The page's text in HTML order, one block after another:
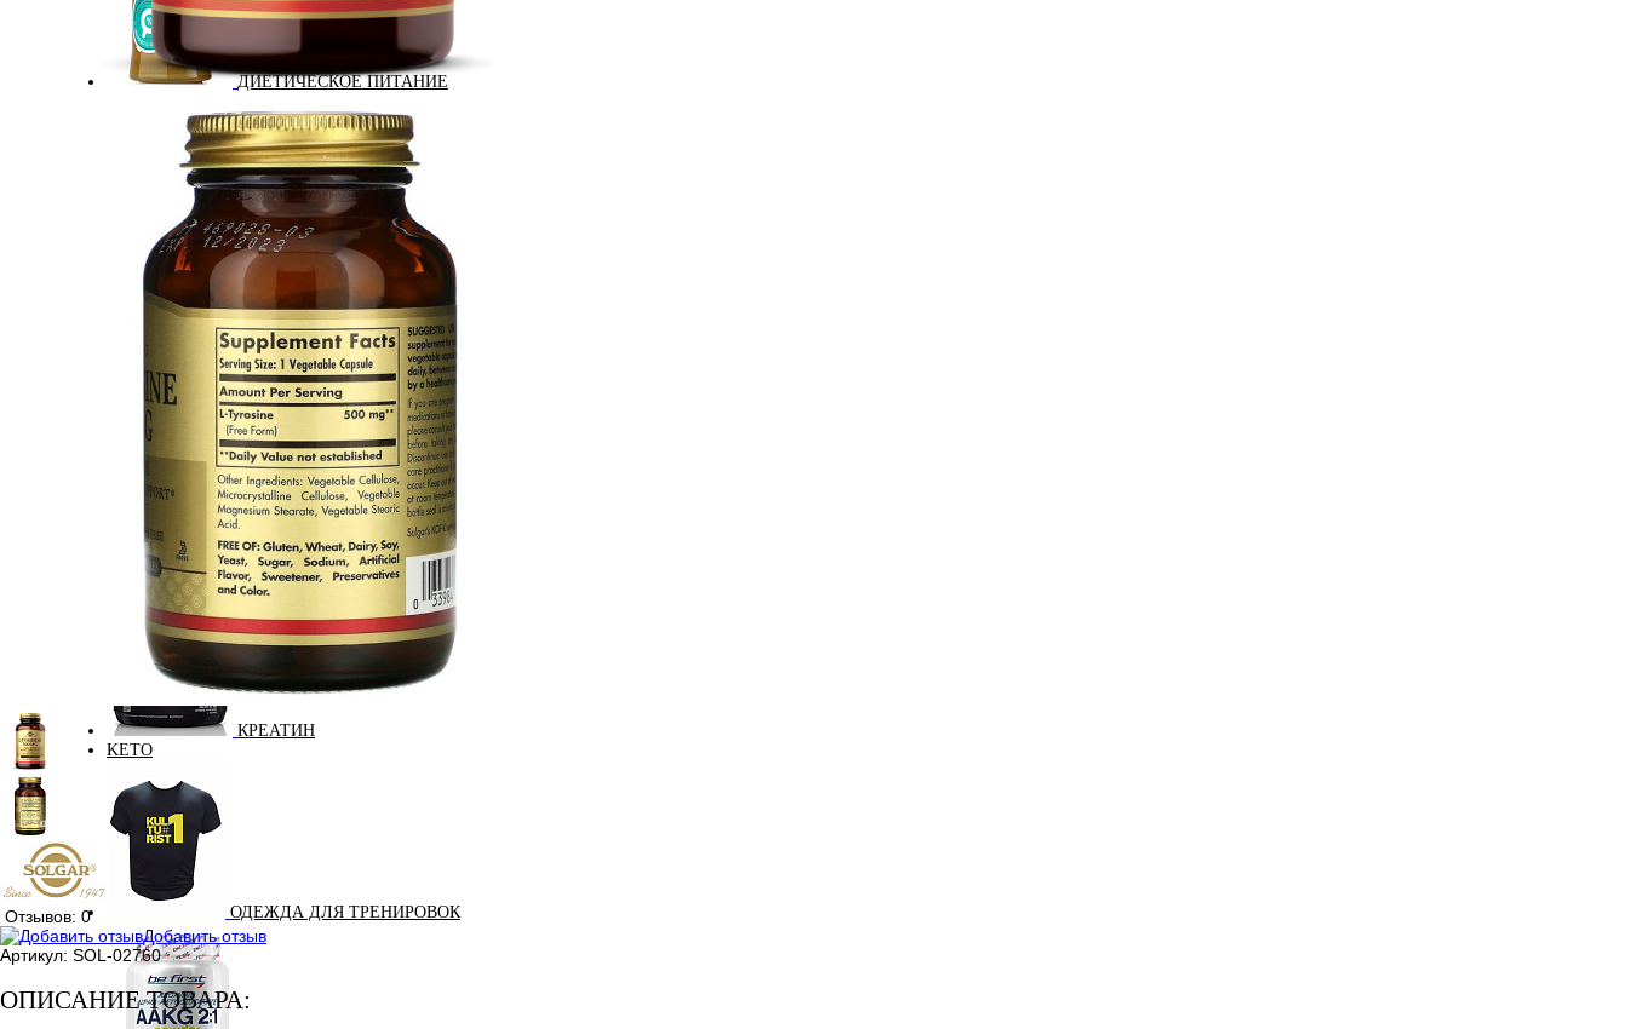
ДИЕТИЧЕСКОЕ ПИТАНИЕ
ЖИРОСЖИГАТЕЛИ
ЗМА (ZMA)
ЗДОРОВЬЕ И ДОЛГОЛЕТИЕ
КРЕАТИН
KETO
ОДЕЖДА ДЛЯ ТРЕНИРОВОК
Отзывов: 0
Добавить отзыв
Артикул: SOL-02760
ОПИСАНИЕ ТОВАРА: